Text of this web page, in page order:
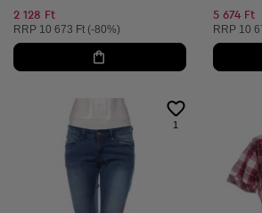
2 128 Ft
Ajánlott ár:
RRP 10 673 Ft (-80%)
5 674 Ft
Ajánlott
RRP 10
1